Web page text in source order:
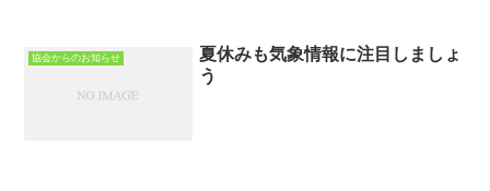
協会からのお知らせ
夏休みも気象情報に注目しましょ
う